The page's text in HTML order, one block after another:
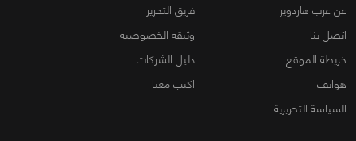
عن عرب هاردوير
فريق التحرير
اتصل بنا
وثيقة الخصوصية
خريطة الموقع
دليل الشركات
هواتف
اكتب معنا
السياسة التحريرية